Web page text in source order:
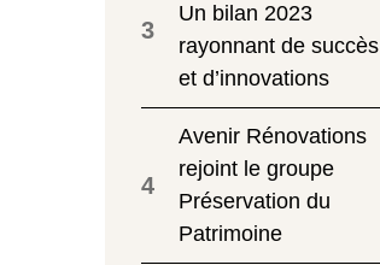
3
Un bilan 2023
rayonnant de succès
et d’innovations
4
Avenir Rénovations
rejoint le groupe
Préservation du
Patrimoine